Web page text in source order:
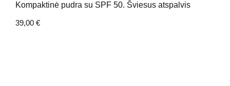
Kompaktinė pudra su SPF 50. Šviesus atspalvis
39,00 €